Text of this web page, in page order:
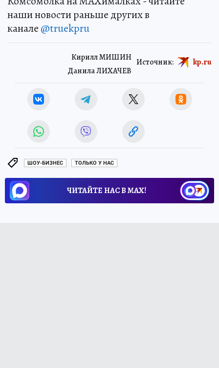
наши новости раньше других в
канале @truekpru
Кирилл МИШИН
Данила ЛИХАЧЕВ
Источник: kp.ru
ШОУ-БИЗНЕС ТОЛЬКО У НАС
ЧИТАЙТЕ НАС В МАХ!